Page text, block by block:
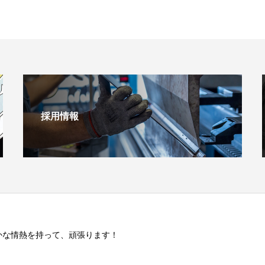
採用情報
情熱を持って、頑張ります！